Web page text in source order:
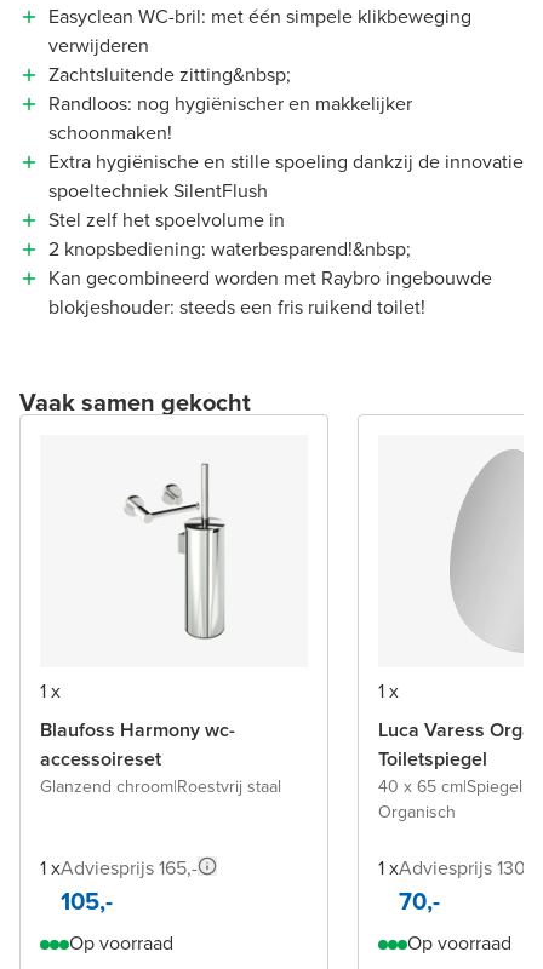
Easyclean WC-bril: met één simpele klikbeweging
verwijderen
Zachtsluitende zitting&nbsp;
Randloos: nog hygiënischer en makkelijker
schoonmaken!
Extra hygiënische en stille spoeling dankzij de innovatie
spoeltechniek SilentFlush
Stel zelf het spoelvolume in
2 knopsbediening: waterbesparend!&nbsp;
Kan gecombineerd worden met Raybro ingebouwde
blokjeshouder: steeds een fris ruikend toilet!
Vaak samen gekocht
1 x
Blaufoss Harmony wc-
accessoireset
Glanzend chroom|Roestvrij staal
1 xAdviesprijs 165,-
105,-
Op voorraad
1 x
Luca Varess
Toiletspiegel
40 x 65 cm|Spiegel
Organisch
1 xAdviesprijs 130,-
70,-
Op voorraad